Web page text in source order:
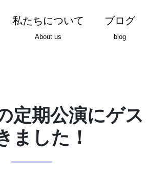
私たちについて
About us
ブログ
blog
定期公演にゲ
ました！